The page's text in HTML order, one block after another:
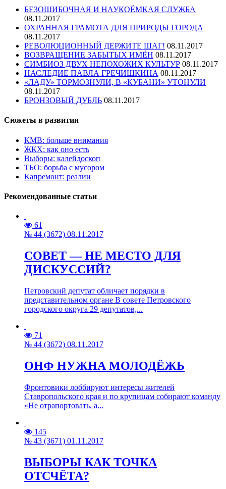
БЕЗОШИБОЧНАЯ И НАУКОЁМКАЯ СЛУЖБА
08.11.2017
ОХРАННАЯ ГРАМОТА ДЛЯ ПРИРОДЫ ГОРОДА
08.11.2017
РЕВОЛЮЦИОННЫЙ ДЕРЖИТЕ ШАГ! 08.11.2017
ВОЗВРАЩЕНИЕ ЗАБЫТЫХ ИМЁН 08.11.2017
СИМБИОЗ ДВУХ НЕПОХОЖИХ КУЛЬТУР 08.11.2017
НАСЛЕДИЕ ПАВЛА ГРЕЧИШКИНА 08.11.2017
«ЛАДУ» ТОРМОЗНУЛИ, В «КУБАНИ» УТОНУЛИ
08.11.2017
БРОНЗОВЫЙ ДУБЛЬ 08.11.2017
Сюжеты в развитии
КМВ: больше внимания
ЖКХ: как оно есть
Выборы: калейдоскоп
ТБО: борьба с мусором
Капремонт: реалии
Рекомендованные статьи
61
№ 44 (3672) 08.11.2017
СОВЕТ — НЕ МЕСТО ДЛЯ
ДИСКУССИЙ?
Петровский депутат обличает порядки в
представительном органе В совете Петровского
городского округа 29 депутатов,...
71
№ 44 (3672) 08.11.2017
ОНФ НУЖНА МОЛОДЁЖЬ
Фронтовики лоббируют интересы жителей
Ставропольского края и по крупицам собирают команду
«Не отрапортовать, а...
145
№ 43 (3671) 01.11.2017
ВЫБОРЫ КАК ТОЧКА
ОТСЧЁТА?